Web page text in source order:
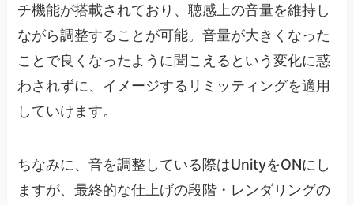
チ機能が搭載されており、聴感上の音量を維持し
ながら調整することが可能。音量が大きくなった
ことで良くなったように聞こえるという変化に惑
わされずに、イメージするリミッティングを適用
していけます。
ちなみに、音を調整している際はUnityをONにし
ますが、最終的な仕上げの段階・レンダリングの